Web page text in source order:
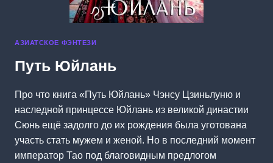
АЗИАТСКОЕ ФЭНТЕЗИ
Путь Юйлань
Про что книга «Путь Юйлань» Чэнсу Цзиньлуню и
наследной принцессе Юйлань из великой династии
Сюнь ещё задолго до их рождения была уготована
участь стать мужем и женой. Но в последний момент
император Тао под благовидным предлогом